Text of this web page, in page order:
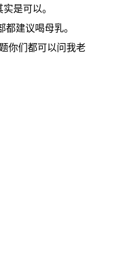
是可以。
建议喝母乳。
你们都可以问我老